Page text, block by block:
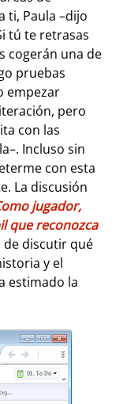
ti, Paula –dijo
tú te retrasas
cogerán una de
pruebas
empezar
pero
con las
Incluso sin
con esta
La discusión
jugador,
que reconozca
discutir qué
y el
estimado la